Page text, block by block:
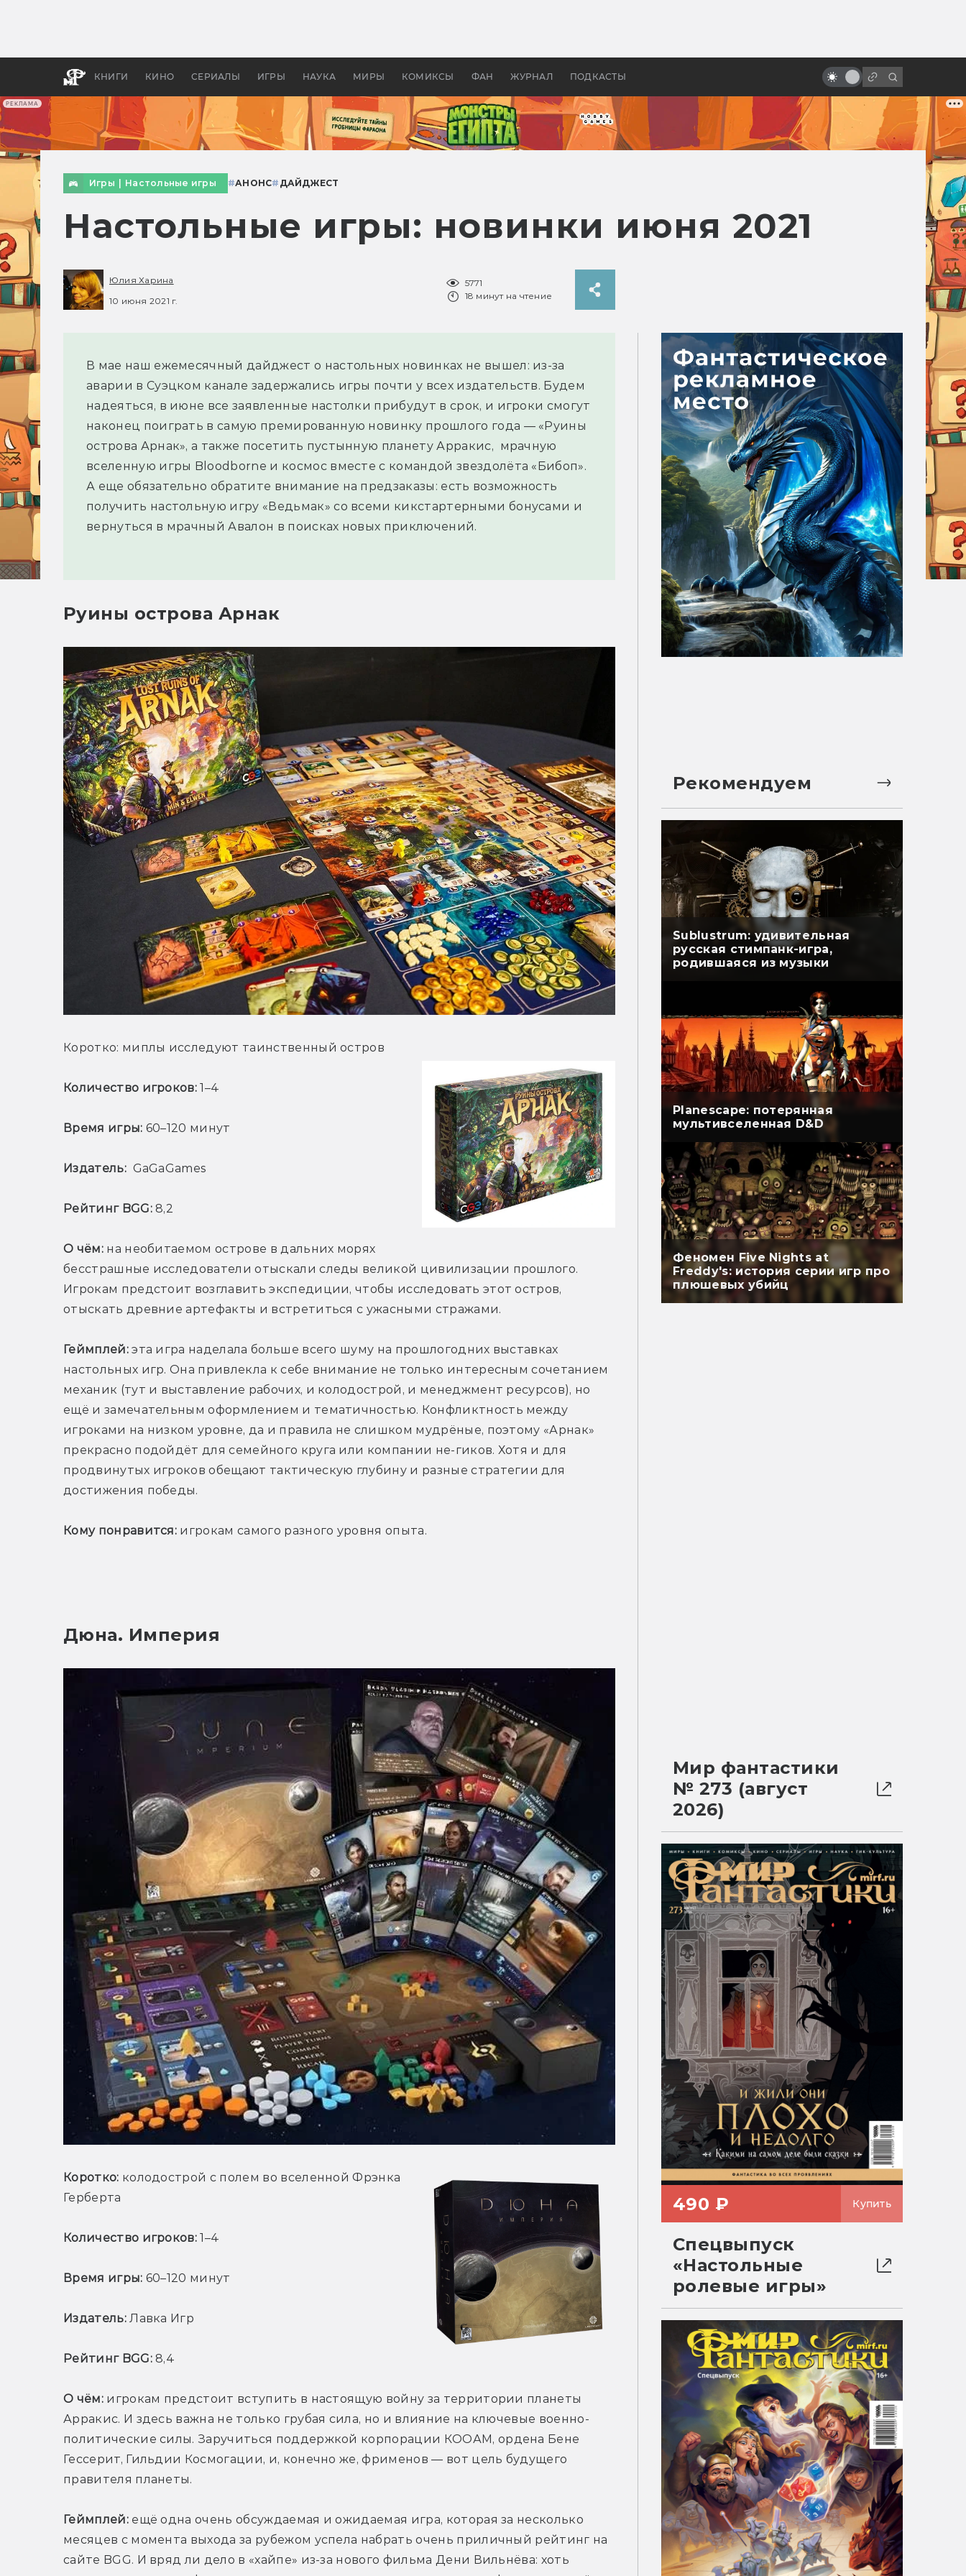
РЕКЛАМА
КНИГИ КИНО СЕРИАЛЫ ИГРЫ НАУКА МИРЫ КОМИКСЫ ФАН ЖУРНАЛ ПОДКАСТЫ
бы «Властелина колец»
Древней Грецией
войн»
Игры Настольные игры #АНОНС# ДАЙДЖЕСТ
Настольные игры: новинки июня 2021
Юлия Харина
10 июня 2021 г.
5771
18 минут на чтение
В мае наш ежемесячный дайджест о настольных новинках не вышел: из-за
аварии в Суэцком канале задержались игры почти у всех издательств. Будем
надеяться, в июне все заявленные настолки прибудут в срок, и игроки смогут
наконец поиграть в самую премированную новинку прошлого года — «Руины
острова Арнак», а также посетить пустынную планету Арракис, мрачную
вселенную игры Bloodborne и космос вместе с командой звездолёта «Бибоп».
А еще обязательно обратите внимание на предзаказы: есть возможность
получить настольную игру «Ведьмак» со всеми кикстартерными бонусами и
вернуться в мрачный Авалон в поисках новых приключений.
Руины острова Арнак
Коротко: миплы исследуют таинственный остров
Количество игроков: 1–4
Время игры: 60–120 минут
Издатель: GaGaGames
Рейтинг BGG: 8,2
О чём: на необитаемом острове в дальних морях
бесстрашные исследователи отыскали следы великой цивилизации прошлого.
Игрокам предстоит возглавить экспедиции, чтобы исследовать этот остров,
отыскать древние артефакты и встретиться с ужасными стражами.
Геймплей: эта игра наделала больше всего шуму на прошлогодних выставках
настольных игр. Она привлекла к себе внимание не только интересным сочетанием
механик (тут и выставление рабочих, и колодострой, и менеджмент ресурсов), но
ещё и замечательным оформлением и тематичностью. Конфликтность между
игроками на низком уровне, да и правила не слишком мудрёные, поэтому «Арнак»
прекрасно подойдёт для семейного круга или компании не-гиков. Хотя и для
продвинутых игроков обещают тактическую глубину и разные стратегии для
достижения победы.
Кому понравится: игрокам самого разного уровня опыта.
Дюна. Империя
Коротко: колодострой с полем во вселенной Фрэнка
Герберта
Количество игроков: 1–4
Время игры: 60–120 минут
Издатель: Лавка Игр
Рейтинг BGG: 8,4
О чём: игрокам предстоит вступить в настоящую войну за территории планеты
Арракис. И здесь важна не только грубая сила, но и влияние на ключевые военно-
политические силы. Заручиться поддержкой корпорации КООАМ, ордена Бене
Гессерит, Гильдии Космогации, и, конечно же, фрименов — вот цель будущего
правителя планеты.
Геймплей: ещё одна очень обсуждаемая и ожидаемая игра, которая за несколько
месяцев с момента выхода за рубежом успела набрать очень приличный рейтинг на
сайте BGG. И вряд ли дело в «хайпе» из-за нового фильма Дени Вильнёва: хоть
Рекомендуем
Sublustrum: удивительная
русская стимпанк-игра,
родившаяся из музыки
Planescape: потерянная
мультивселенная D&D
Феномен Five Nights at
Freddy's: история серии игр про
плюшевых убийц
Мир фантастики
№ 273 (август
2026)
490 ₽ Купить
Спецвыпуск
«Настольные
ролевые игры»